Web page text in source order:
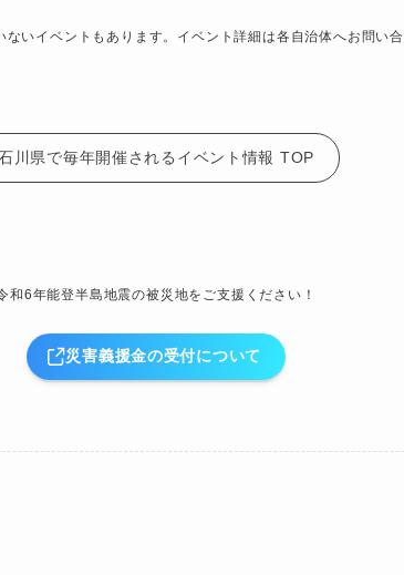
いイベントもあります。イベント詳細は各自治体へお問い
川県で毎年開催されるイベント情報 TOP
和6年能登半島地震の被災地をご支援ください！
災害義援金の受付について